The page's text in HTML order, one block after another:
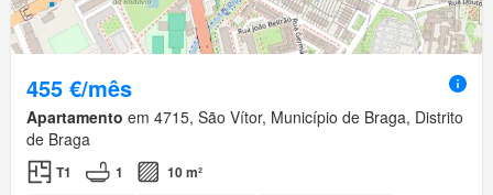
455 €/mês
Apartamento em 4715, São Vítor, Município de Braga, Distrito
de Braga
T1 1 10 m²